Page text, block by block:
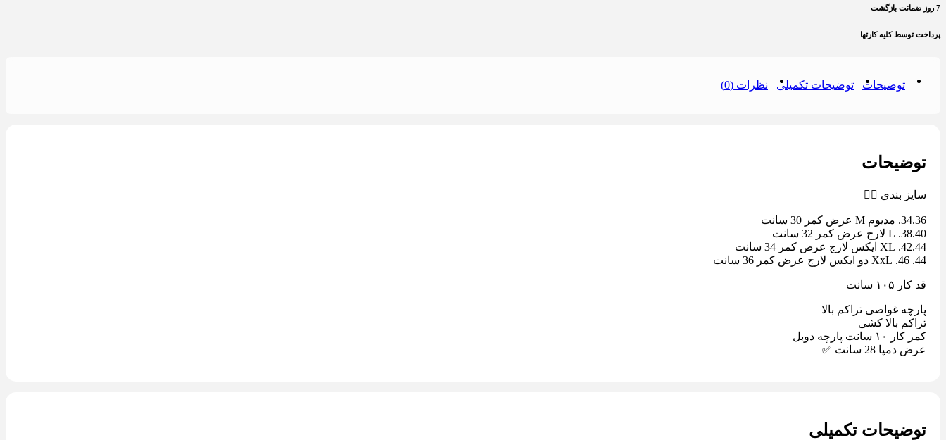
7 روز ضمانت بازگشت
پرداخت توسط کلیه کارتها
توضیحات توضیحات تکمیلی نظرات (0)
توضیحات
سایز بندی 👇🏼
34.36. مدیوم M عرض کمر 30 سانت
38.40. L لارج عرض کمر 32 سانت
42.44. XL ایکس لارج عرض کمر 34 سانت
44. 46. XxL دو ایکس لارج عرض کمر 36 سانت
قد کار ١٠۵ سانت
پارچه غواصی تراکم بالا
تراکم بالا کشی
کمر کار ١٠ سانت پارچه دوبل
عرض دمپا 28 سانت ✅
توضیحات تکمیلی